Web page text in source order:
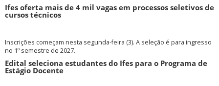
Ifes oferta mais de 4 mil vagas em processos seletivos de
cursos técnicos
Inscrições começam nesta segunda-feira (3). A seleção é para ingresso
no 1º semestre de 2027.
Edital seleciona estudantes do Ifes para o Programa de
Estágio Docente